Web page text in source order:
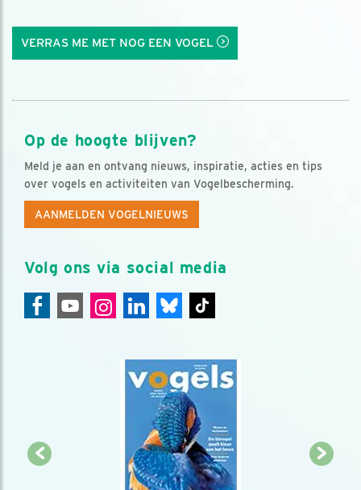
VERRAS ME MET NOG EEN VOGEL
Op de hoogte blijven?
Meld je aan en ontvang nieuws, inspiratie, acties en tips
over vogels en activiteiten van Vogelbescherming.
AANMELDEN VOGELNIEUWS
Volg ons via social media